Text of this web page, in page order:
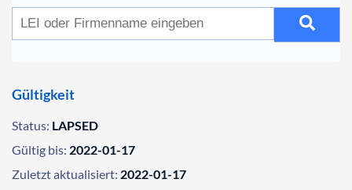
Gültigkeit
Status: LAPSED
Gültig bis: 2022-01-17
Zuletzt aktualisiert: 2022-01-17